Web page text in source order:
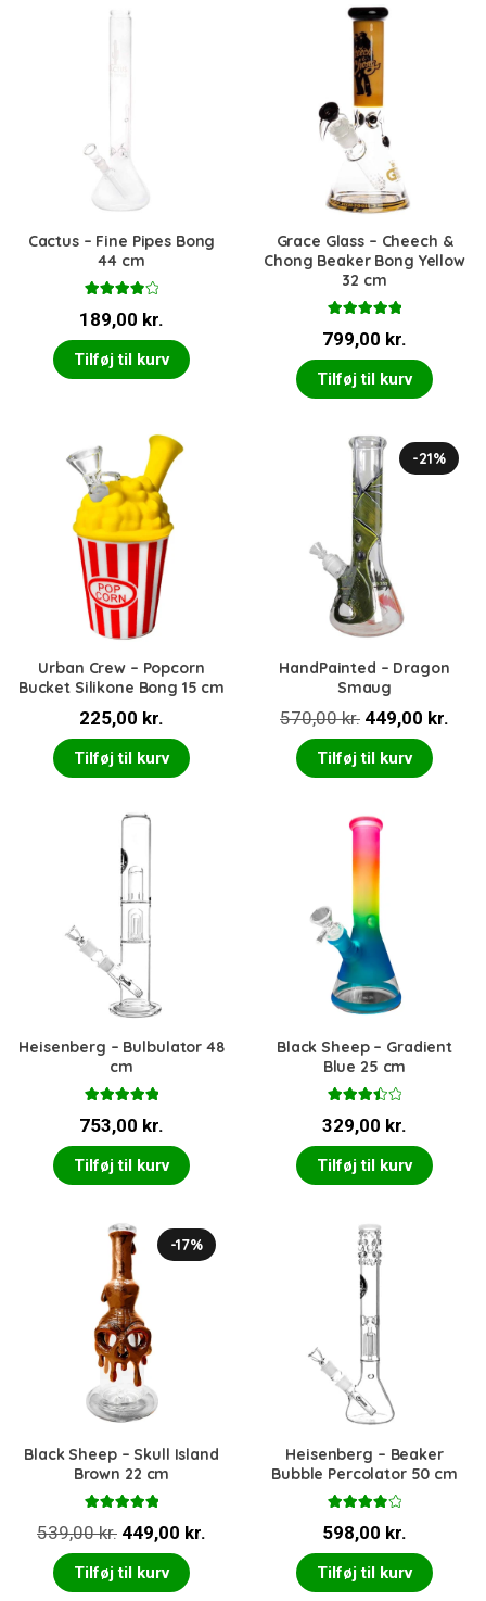
Cactus – Fine Pipes Bong
44 cm
4.00ud
af 5
189,00 kr.
Tilføj til kurv
Grace Glass – Cheech &
Chong Beaker Bong Yellow
32 cm
5.00ud af 5
799,00 kr.
Tilføj til kurv
Urban Crew – Popcorn
Bucket Silikone Bong 15 cm
225,00 kr.
Tilføj til kurv
-21%
HandPainted – Dragon
Smaug
570,00kr. Den
oprindelige
pris
570,00 kr..
449,00 kr.
Tilføj til kurv
Heisenberg – Bulbulator 48
cm
5.00ud af 5
753,00 kr.
Tilføj til kurv
Black Sheep – Gradient
Blue 25 cm
t3.50
ud af 5
329,00 kr.
Tilføj til kurv
-17%
Black Sheep – Skull Island
Brown 22 cm
5.00ud af 5
539,00kr. Den
oprindelige
pris
449,00 kr.
Tilføj til kurv
Heisenberg – Beaker
Bubble Percolator 50 cm
4.00ud
af 5
598,00 kr.
Tilføj til kurv